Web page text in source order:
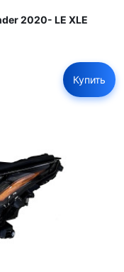
2020- LE XLE
Купить